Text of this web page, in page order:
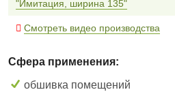
"Имитация, ширина 135"
Смотреть видео производства
Сфера применения:
обшивка помещений